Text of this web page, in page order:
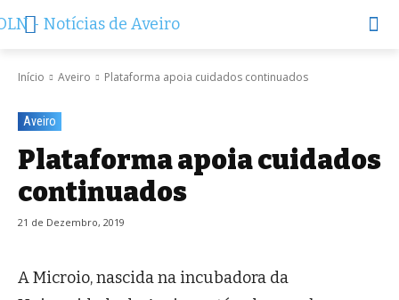
Início Aveiro Plataforma apoia cuidados continuados
Aveiro
Plataforma apoia cuidados
continuados
21 de Dezembro, 2019
A Microio, nascida na incubadora da